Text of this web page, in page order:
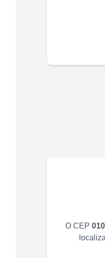
O CEP